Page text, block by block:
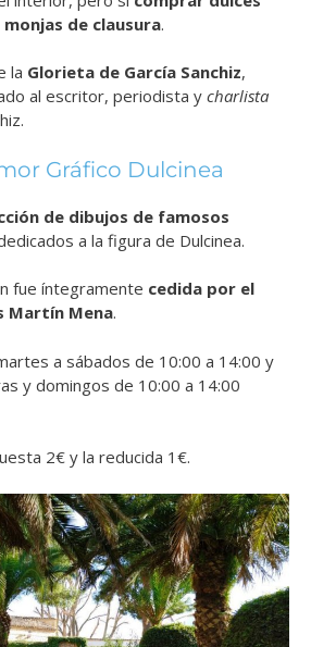
de clausura.
la Glorieta de García Sanchiz,
al escritor, periodista y charlista
Gráfico Dulcinea
de dibujos de famosos
a la figura de Dulcinea.
fue íntegramente cedida por el
Martín Mena.
a sábados de 10:00 a 14:00 y
y domingos de 10:00 a 14:00
2€ y la reducida 1€.